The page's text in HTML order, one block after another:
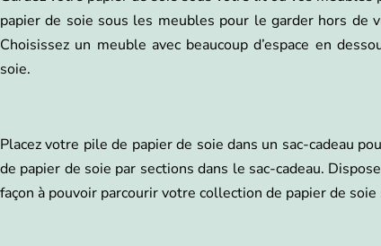
papier de soie sous les meubles pour le garder hors de
Choisissez un meuble avec beaucoup d’espace en
soie.
Placez votre pile de papier de soie dans un sac-cadeau
de papier de soie par sections dans le sac-cadeau.
façon à pouvoir parcourir votre collection de papier de